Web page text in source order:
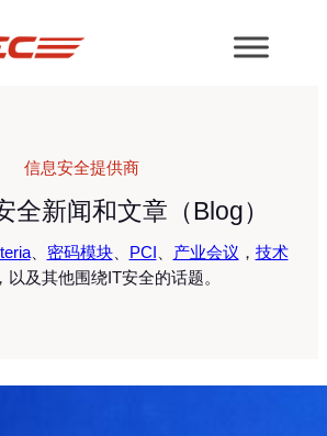
信息安全提供商
全新闻和文章（Blog）
、 密码模块、 PCI 产业会议 ， 技术
以及其他围绕IT安全的话题。